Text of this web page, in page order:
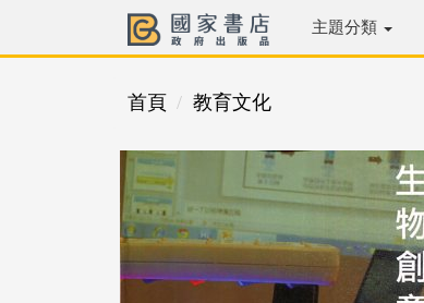
主題分類
首頁 教育文化